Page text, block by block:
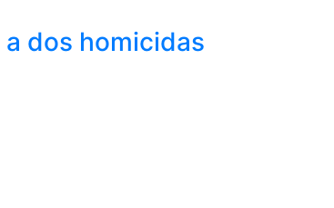
dos homicidas